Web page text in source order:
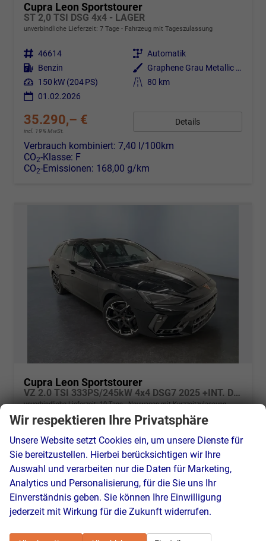
Cupra Leon Sportstourer
ST 2,0 TSI DSG 4x4 - LAGER
unverbindliche Lieferzeit: 7 Tage Fahrzeug mit Tageszulassung
Fahrzeugnr. 46614 Getriebe Automatik
Kraftstoff Benzin Außenfarbe
Graphene Grau Metallic (R6)
Leistung 150 kW (204 PS) Kilometerstand
80 km
01.02.2026
35.290,– €
incl. 19% MwSt.
Details
Verbrauch kombiniert: 7,40 l/100km
CO2-Klasse: F
CO2-Emissionen: 168,00 g/km
Cupra Leon Sportstourer
VZ 2.0 TSI 333PS/245kW 4x4 DSG7 2025 +INT. DRIVE+MATRIX+AHK+Erweiterte Garantie.
unverbindliche Lieferzeit:10 Tage Neuwagen mit Kurzzeitzulassung
45014
Kraftstoff
Benzin Außenfarbe 0E - Midnight Black Met.
Leistung 245 kW (333 PS) Kilometerstand 25 km
31.07.2025
37.990,– € Details
CO2-Klasse: G
Wir respektieren Ihre Privatsphäre
Unsere Website setzt Cookies ein, um unsere Dienste für
Sie bereitzustellen. Hierbei berücksichtigen wir Ihre
Auswahl und verarbeiten nur die Daten für Marketing,
Analytics und Personalisierung, für die Sie uns Ihr
Einverständnis geben. Sie können Ihre Einwilligung
jederzeit mit Wirkung für die Zukunft widerrufen.